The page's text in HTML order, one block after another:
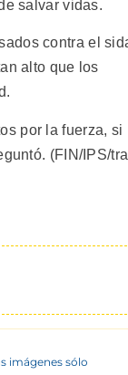
salvar vidas.
contra el
alto que los
por la fuerza, si
(FIN/IPS/
imágenes sólo